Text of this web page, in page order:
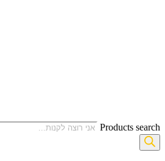
Products search